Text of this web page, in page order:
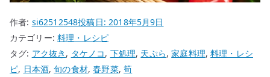
作者: si62512548投稿日:2018年5月9日
カテゴリー:料理・レシピ
タグ: アク抜き , タケノコ, 下処理, 天ぷら,家庭料理,料理・レシ
ピ, 日本酒,旬の食材,春野菜,筍